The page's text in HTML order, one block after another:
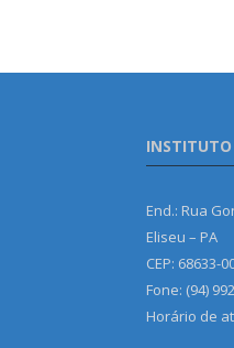
INSTITUTO
End.: Rua
Eliseu – PA
CEP: 68633-
Fone: (94)
Horário de